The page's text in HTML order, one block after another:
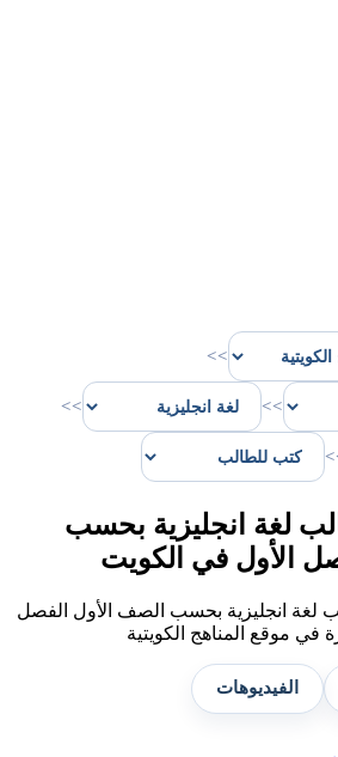
>>
>>
>>
لغة انجليزية بحسب
الأول في الكويت
انجليزية بحسب الصف الأول الفصل
في موقع المناهج الكويتية
الفيديوهات